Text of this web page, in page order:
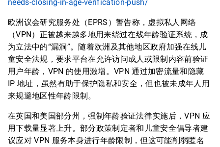
needs-closing-in-age-verification-push/
欧洲议会研究服务处（EPRS）警告称，虚拟私人网络
（VPN）正被越来越多地用来绕过在线年龄验证系统，成
为立法中的“漏洞”。随着欧洲及其他地区政府加强在线儿
童安全法规，要求平台在允许访问成人或限制内容前验证
用户年龄，VPN 的使用激增。VPN 通过加密流量和隐藏
IP 地址，虽然有助于保护隐私和安全，但也被未成年人用
来规避地区性年龄限制。
在英国和美国部分州，强制年龄验证法律实施后，VPN 应
用下载量显著上升。部分政策制定者和儿童安全倡导者建
议应对 VPN 服务本身进行年龄限制，但这可能削弱匿名